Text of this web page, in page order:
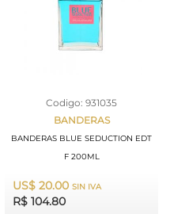
Codigo: 931035
BANDERAS
BANDERAS BLUE SEDUCTION EDT
F 200ML
US$ 20.00 SIN IVA
R$ 104.80